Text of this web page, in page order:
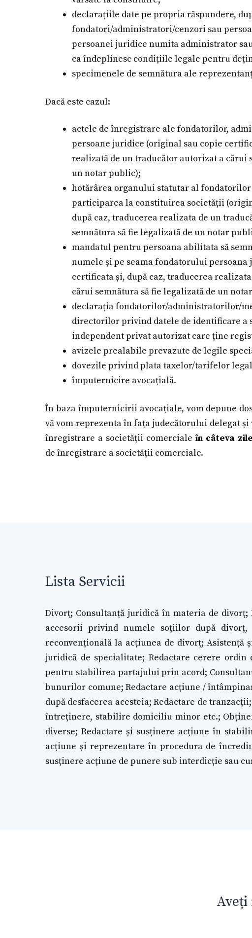
declarațiile date pe propria răspundere,
fondatori/administratori/cenzori sau
persoanei juridice numita administrator
ca îndeplinesc condițiile legale pentru
specimenele de semnătura ale
Dacă este cazul:
actele de înregistrare ale fondatorilor,
persoane juridice (original sau copie
realizată de un traducător autorizat a cărui
un notar public);
hotărârea organului statutar al
participarea la constituirea societății
după caz, traducerea realizata de un
semnătura să fie legalizată de un notar
mandatul pentru persoana abilitata să
numele și pe seama fondatorului
certificata și, după caz, traducerea
cărui semnătura să fie legalizată de un
declarația fondatorilor/administratorilor/
directorilor privind datele de identificare a
independent privat autorizat care ține
avizele prealabile prevazute de legile
dovezile privind plata taxelor/tarifelor
împuternicire avocațială.
În baza împuternicirii avocațiale, vom depune
vă vom reprezenta în fața judecătorului delegat
înregistrare a societății comercialeîn câteva zile
de înregistrare a societății comerciale.
Lista Servicii
Divorț; Consultanță juridică în materia de
accesorii privind numele soțiilor după
reconvențională la acțiunea de divorț;
juridică de specialitate; Redactare cerere
pentru stabilirea partajului prin acord;
bunurilor comune; Redactare acțiune /
după desfacerea acesteia; Redactare de
întreținere, stabilire domiciliu minor etc.;
diverse; Redactare și susținere acțiune în
acțiune și reprezentare în procedura de
susținere acțiune de punere sub interdicție sau
Aveți